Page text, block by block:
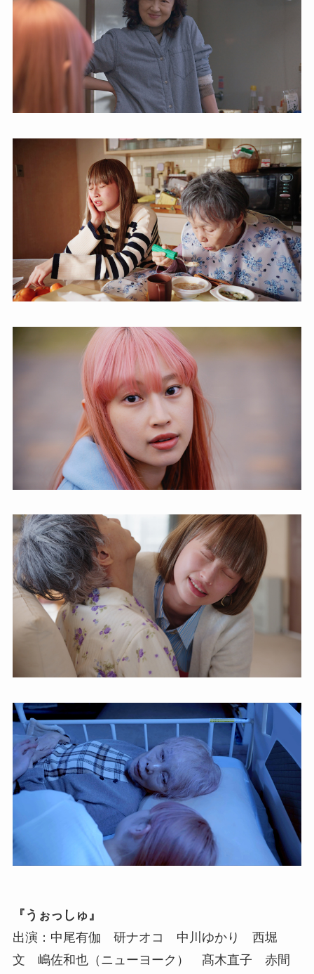
『うぉっしゅ』
出演：中尾有伽 研ナオコ 中川ゆかり 西堀
文 嶋佐和也（ニューヨーク） 髙木直子 赤間